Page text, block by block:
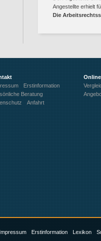
Angestellte erhielt
Die
Erstinformation
Beratung
Anfahrt
Impressum Erstinformation Lexikon